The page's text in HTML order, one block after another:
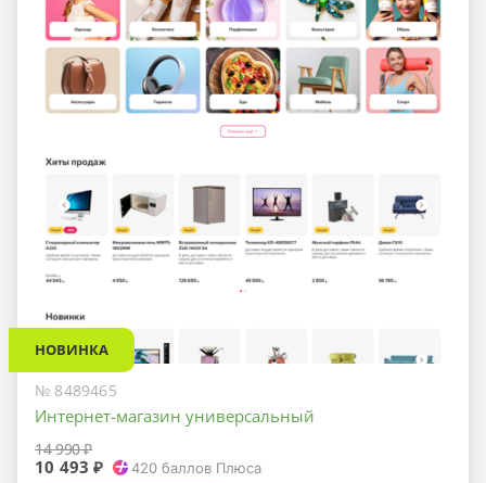
НОВИНКА
№ 8489465
Интернет-магазин универсальный
14 990 ₽
10 493 ₽ 420баллов Плюса